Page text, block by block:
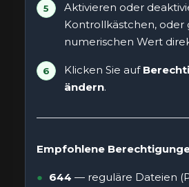
Aktivieren oder
Kontrollkästchen, oder
numerischen Wert
Klicken Sie auf
ändern.
Empfohlene
644 — reguläre Dateien